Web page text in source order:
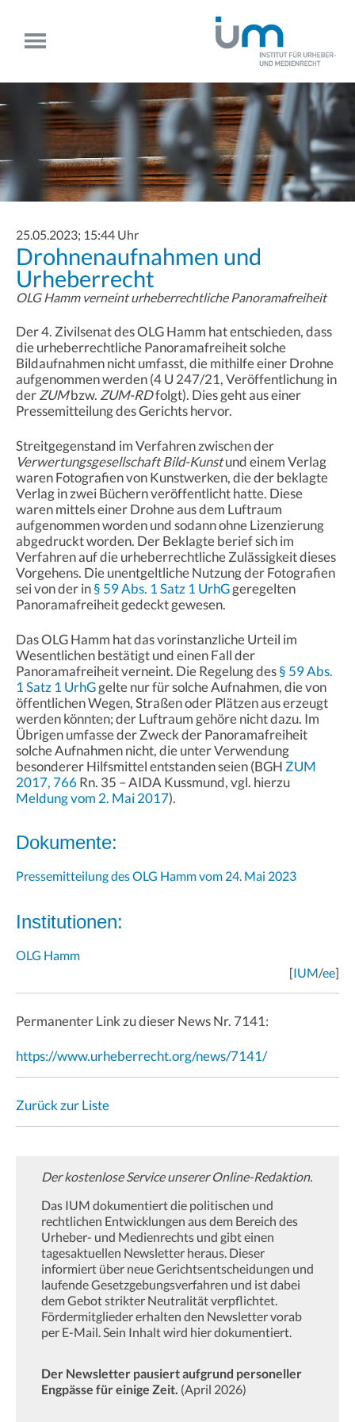
25.05.2023; 15:44 Uhr
Drohnenaufnahmen und
Urheberrecht
OLG Hamm verneint urheberrechtliche Panoramafreiheit
Der 4. Zivilsenat des OLG Hamm hat entschieden, dass
die urheberrechtliche Panoramafreiheit solche
Bildaufnahmen nicht umfasst, die mithilfe einer Drohne
aufgenommen werden (4 U 247/21, Veröffentlichung in
derZUMbzw. ZUM-RDfolgt). Dies geht aus einer
Pressemitteilung des Gerichts hervor.
Streitgegenstand im Verfahren zwischen der
Verwertungsgesellschaft Bild-Kunstund einem Verlag
waren Fotografien von Kunstwerken, die der beklagte
Verlag in zwei Büchern veröffentlicht hatte. Diese
waren mittels einer Drohne aus dem Luftraum
aufgenommen worden und sodann ohne Lizenzierung
abgedruckt worden. Der Beklagte berief sich im
Verfahren auf die urheberrechtliche Zulässigkeit dieses
Vorgehens. Die unentgeltliche Nutzung der Fotografien
sei von der in§ 59 Abs. 1 Satz 1 UrhGgeregelten
Panoramafreiheit gedeckt gewesen.
Das OLG Hamm hat das vorinstanzliche Urteil im
Wesentlichen bestätigt und einen Fall der
Panoramafreiheit verneint. Die Regelung des§ 59 Abs.
1 Satz 1 UrhGgelte nur für solche Aufnahmen, die von
öffentlichen Wegen, Straßen oder Plätzen aus erzeugt
werden könnten; der Luftraum gehöre nicht dazu. Im
Übrigen umfasse der Zweck der Panoramafreiheit
solche Aufnahmen nicht, die unter Verwendung
besonderer Hilfsmittel entstanden seien (BGH ZUM
2017, 766 Rn. 35 – AIDA Kussmund, vgl. hierzu
Meldung vom 2. Mai 2017).
Dokumente:
Pressemitteilung des OLG Hamm vom 24. Mai 2023
Institutionen:
OLG Hamm
[IUM/ee]
Permanenter Link zu dieser News Nr. 7141:
https://www.urheberrecht.org/news/7141/
Zurück zur Liste
Der kostenlose Service unserer Online-Redaktion.
Das IUM dokumentiert die politischen und
rechtlichen Entwicklungen aus dem Bereich des
Urheber- und Medienrechts und gibt einen
tagesaktuellen Newsletter heraus. Dieser
informiert über neue Gerichtsentscheidungen und
laufende Gesetzgebungsverfahren und ist dabei
dem Gebot strikter Neutralität verpflichtet.
Fördermitglieder erhalten den Newsletter vorab
per E-Mail. Sein Inhalt wird hier dokumentiert.
Der Newsletter pausiert aufgrund personeller
Engpässe für einige Zeit. (April 2026)